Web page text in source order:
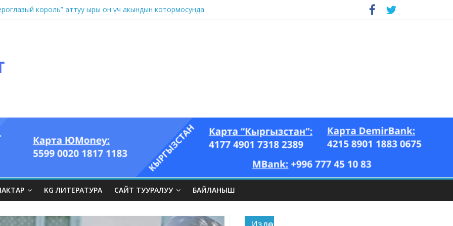
король” аттуу ыры он үч акындын котормосунда
KG ЛИТЕРАТУРА САЙТ ТУУРАЛУУ БАЙЛАНЫШ